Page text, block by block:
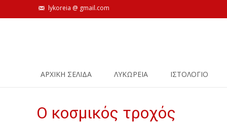
lykoreia @ gmail.com
ΑΡΧΙΚΗ ΣΕΛΙΔΑ ΛΥΚΩΡΕΙΑ ΙΣΤΟΛΌΓΙΟ
Ο κοσμικός τροχός